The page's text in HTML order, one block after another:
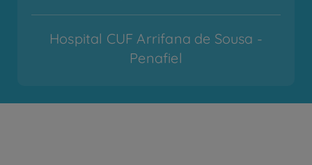
Hospital CUF Arrifana de Sousa -
Penafiel
Hospital CUF Cascais